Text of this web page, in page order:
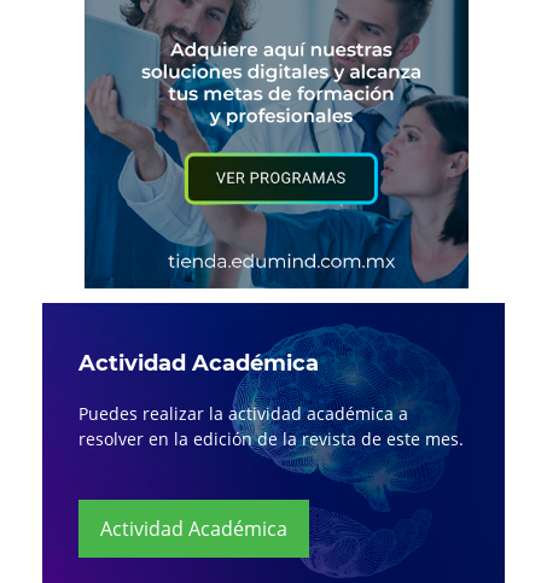
Actividad Académica
Puedes realizar la actividad académica a
resolver en la edición de la revista de este mes.
Actividad Académica